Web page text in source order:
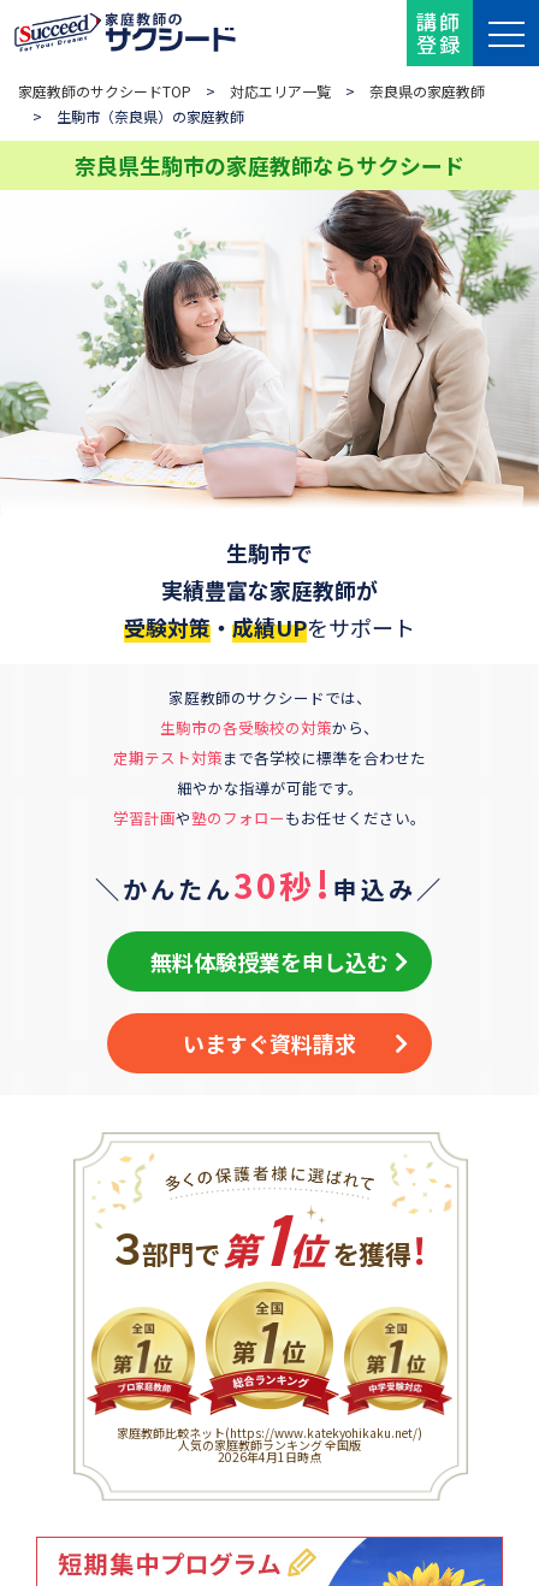
講師
登録
家庭教師のサクシードTOP > 対応エリア一覧 > 奈良県の家庭教師
> 生駒市（奈良県）の家庭教師
奈良県生駒市の家庭教師ならサクシード
生駒市で
実績豊富な家庭教師が
受験対策 ・ 成績UPをサポート
家庭教師のサクシードでは、
生駒市の各受験校の対策から、
定期テスト対策まで各学校に標準を合わせた
細やかな指導が可能です。
学習計画や塾のフォローもお任せください。
＼かんたん30秒! 申込み／
無料体験授業を申し込む
いますぐ資料請求
３部門で 第1位を獲得！
家庭教師比較ネット(https://www.katekyohikaku.net/)
人気の家庭教師ランキング 全国版
2026年4月1日時点